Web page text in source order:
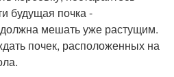
будущая почка -
мешать уже растущим.
почек, расположенных на